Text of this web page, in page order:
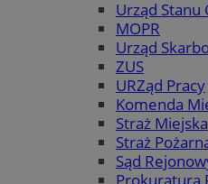
Urząd Stanu
MOPR
Urząd
ZUS
URZąd Pracy
Komenda
Straż Miejska
Straż
Sąd